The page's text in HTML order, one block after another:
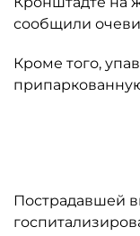
сообщили
Кроме того,
Пострадавшей